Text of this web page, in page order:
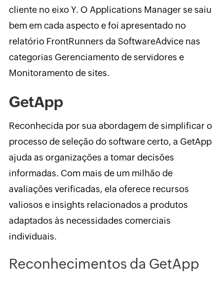
cliente no eixo Y. O Applications Manager se saiu
bem em cada aspecto e foi apresentado no
relatório FrontRunners da SoftwareAdvice nas
categorias Gerenciamento de servidores e
Monitoramento de sites.
GetApp
Reconhecida por sua abordagem de simplificar o
processo de seleção do software certo, a GetApp
ajuda as organizações a tomar decisões
informadas. Com mais de um milhão de
avaliações verificadas, ela oferece recursos
valiosos e insights relacionados a produtos
adaptados às necessidades comerciais
individuais.
Reconhecimentos da GetApp